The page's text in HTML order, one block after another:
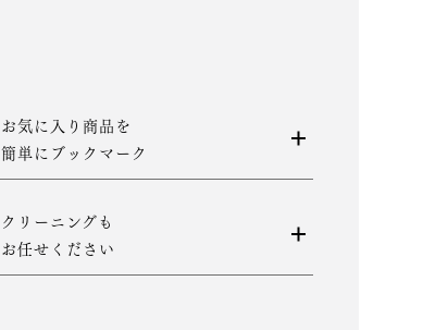
お気に入り商品を
簡単にブックマーク
クリーニングも
お任せください